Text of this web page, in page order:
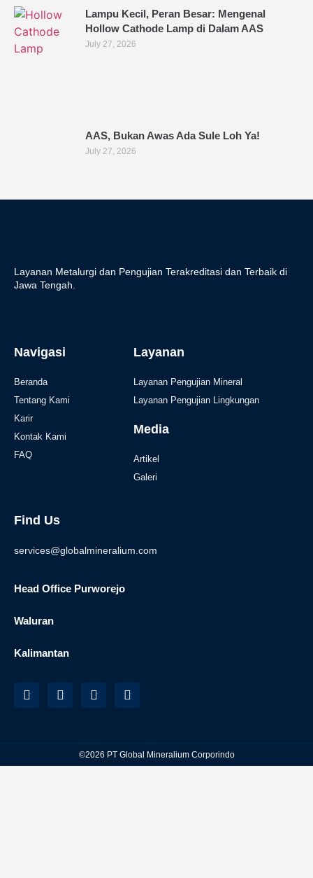
Lampu Kecil, Peran Besar: Mengenal
Hollow Cathode Lamp di Dalam AAS
July 27, 2026
AAS, Bukan Awas Ada Sule Loh Ya!
July 27, 2026
Layanan Metalurgi dan Pengujian Terakreditasi dan Terbaik di
Jawa Tengah.
Navigasi
Beranda
Tentang Kami
Karir
Kontak Kami
FAQ
Layanan
Layanan Pengujian Mineral
Layanan Pengujian Lingkungan
Media
Artikel
Galeri
Find Us
services@globalmineralium.com
Head Office Purworejo
Waluran
Kalimantan
©2026 PT Global Mineralium Corporindo